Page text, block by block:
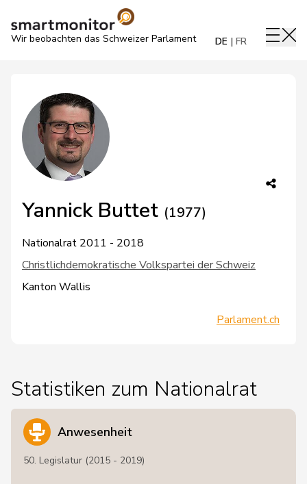
Wir beobachten das Schweizer Parlament DE FR
Yannick Buttet (1977)
Nationalrat 2011 - 2018
Christlichdemokratische Volkspartei der Schweiz
Kanton Wallis
Parlament.ch
Statistiken zum Nationalrat
Anwesenheit
50. Legislatur (2015 - 2019)